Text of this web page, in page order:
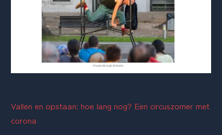
Vallen en opstaan: hoe lang nog? Een circuszomer met
corona